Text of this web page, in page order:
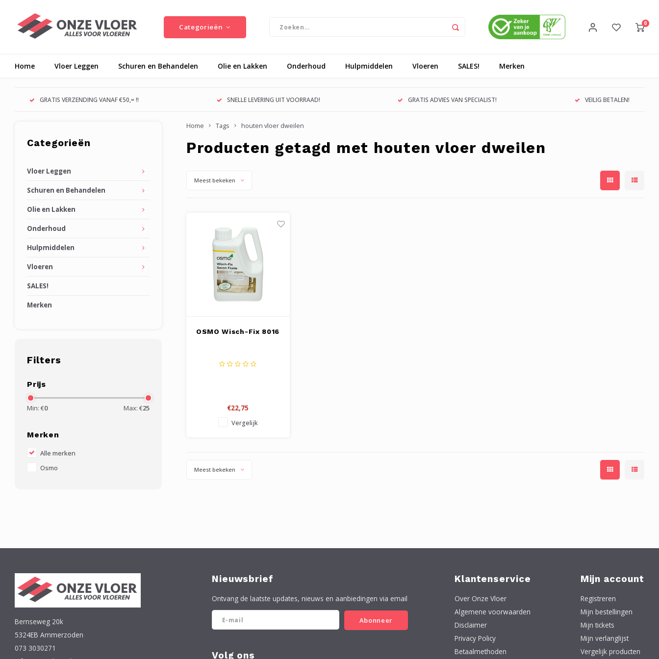
Categorieën 0
Home Vloer Leggen Schuren en Behandelen Olie en Lakken Onderhoud Hulpmiddelen Vloeren SALES! Merken
GRATIS VERZENDING VANAF €50,= !! SNELLE LEVERING UIT VOORRAAD! GRATIS ADVIES VAN SPECIALIST! VEILIG BETALEN!
Categorieën
Vloer Leggen
Schuren en Behandelen
Olie en Lakken
Onderhoud
Hulpmiddelen
Vloeren
SALES!
Merken
Filters
Prijs
Min: €0 Max: €25
Merken
Alle merken
Osmo
Home Tags houten vloer dweilen
Producten getagd met houten vloer dweilen
Meest bekeken
OSMO Wisch-Fix 8016
€22,75
Vergelijk
Meest bekeken
Bernseweg 20k
5324EB Ammerzoden
073 3030271
Nieuwsbrief
Ontvang de laatste updates, nieuws en aanbiedingen via email
Abonneer
Volg ons
Klantenservice
Over Onze Vloer
Algemene voorwaarden
Disclaimer
Privacy Policy
Betaalmethoden
Mijn account
Registreren
Mijn bestellingen
Mijn tickets
Mijn verlanglijst
Vergelijk producten